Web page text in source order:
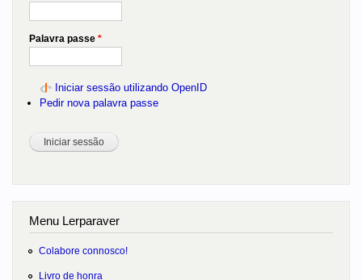
Palavra passe *
Iniciar sessão utilizando OpenID
Pedir nova palavra passe
Menu Lerparaver
Colabore connosco!
Livro de honra